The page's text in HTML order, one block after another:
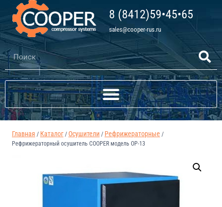
8 (8412)59•45•65
sales@cooper-rus.ru
Главная / Каталог / Осушители / Рефрижераторные /
Рефрижераторный осушитель COOPER модель ОР-13